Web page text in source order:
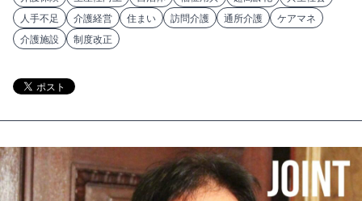
人手不足
介護経営 住まい 訪問介護 通所介護
ケアマネ
介護施設
制度改正